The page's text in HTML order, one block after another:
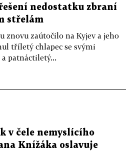
nedostatku zbraní
střelám
znovu zaútočilo na Kyjev a jeho
tříletý chlapec se svými
patnáctiletý...
v čele nemyslícího
Knížáka oslavuje